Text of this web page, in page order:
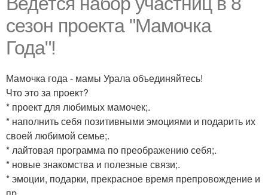
сезон проекта "Мамочка
Года"!
Мамочка года - мамы Урала объединяйтесь!
Что это за проект?
* проект для любимых мамочек;.
* наполнить себя позитивными эмоциями и подарить их
своей любимой семье;.
* лайтовая программа по преображению себя;.
* новые знакомства и полезные связи;.
* эмоции, подарки, прекрасное время препровождение и